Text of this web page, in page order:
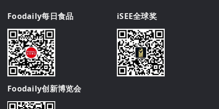
Foodaily每日食品 iSEE全球奖
Foodaily创新博览会